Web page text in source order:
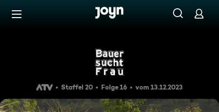
Zum Inhalt springen
Staffel 20 Folge 16: Liebe
Staffel 20 Folge 16 vom 13.12.2023